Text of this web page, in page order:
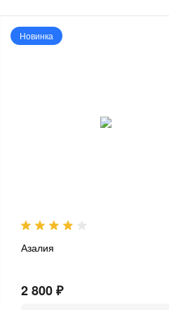
Новинка
Азалия
2 800 ₽